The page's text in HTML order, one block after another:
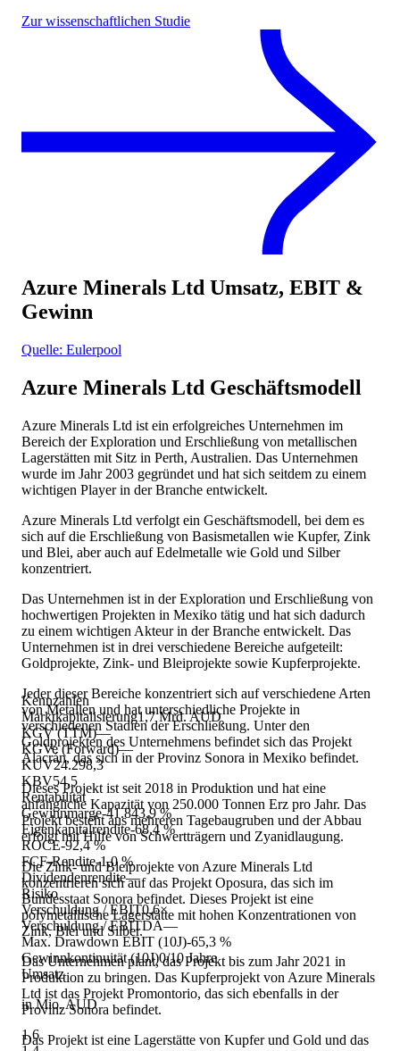
Kennzahlen
Marktkapitalisierung1,7 Mrd. AUD
KGV (TTM)—
KGVe (Forward)—
KUV24.298,3
KBV54,5
Rentabilität
Gewinnmarge-41.843,9 %
Eigenkapitalrendite-68,4 %
ROCE-92,4 %
FCF-Rendite-1,0 %
Dividendenrendite—
Risiko
Verschuldung / EBIT0,6×
Verschuldung / EBITDA—
Max. Drawdown EBIT (10J)-65,3 %
Gewinnkontinuität (10J)0/10 Jahre
Umsatz
in Mio. AUD
1,6
Zur wissenschaftlichen Studie
Azure Minerals Ltd Umsatz, EBIT &
Gewinn
Quelle: Eulerpool
Azure Minerals Ltd Geschäftsmodell
Azure Minerals Ltd ist ein erfolgreiches Unternehmen im
Bereich der Exploration und Erschließung von metallischen
Lagerstätten mit Sitz in Perth, Australien. Das Unternehmen
wurde im Jahr 2003 gegründet und hat sich seitdem zu einem
wichtigen Player in der Branche entwickelt.
Azure Minerals Ltd verfolgt ein Geschäftsmodell, bei dem es
sich auf die Erschließung von Basismetallen wie Kupfer, Zink
und Blei, aber auch auf Edelmetalle wie Gold und Silber
konzentriert.
Das Unternehmen ist in der Exploration und Erschließung von
hochwertigen Projekten in Mexiko tätig und hat sich dadurch
zu einem wichtigen Akteur in der Branche entwickelt. Das
Unternehmen ist in drei verschiedene Bereiche aufgeteilt:
Goldprojekte, Zink- und Bleiprojekte sowie Kupferprojekte.
Jeder dieser Bereiche konzentriert sich auf verschiedene Arten
von Metallen und hat unterschiedliche Projekte in
verschiedenen Stadien der Erschließung. Unter den
Goldprojekten des Unternehmens befindet sich das Projekt
Alacrán, das sich in der Provinz Sonora in Mexiko befindet.
Dieses Projekt ist seit 2018 in Produktion und hat eine
anfängliche Kapazität von 250.000 Tonnen Erz pro Jahr. Das
Projekt besteht aus mehreren Tagebaugruben und der Abbau
erfolgt mit Hilfe von Schwertträgern und Zyanidlaugung.
Die Zink- und Bleiprojekte von Azure Minerals Ltd
konzentrieren sich auf das Projekt Oposura, das sich im
Bundesstaat Sonora befindet. Dieses Projekt ist eine
polymetallische Lagerstätte mit hohen Konzentrationen von
Zink, Blei und Silber.
Das Unternehmen plant, das Projekt bis zum Jahr 2021 in
Produktion zu bringen. Das Kupferprojekt von Azure Minerals
Ltd ist das Projekt Promontorio, das sich ebenfalls in der
Provinz Sonora befindet.
Das Projekt ist eine Lagerstätte von Kupfer und Gold und das